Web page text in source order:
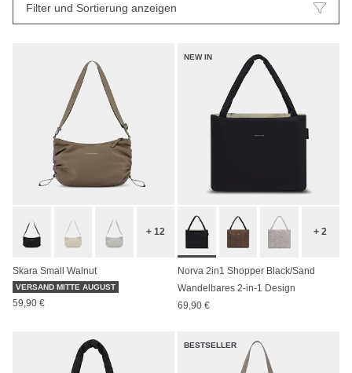
Filter und Sortierung anzeigen
+ 12
Skara Small Walnut
VERSAND MITTE AUGUST
59,90 €
NEW IN
+ 2
Norva 2in1 Shopper Black/Sand
Wandelbares 2-in-1 Design
69,90 €
BESTSELLER